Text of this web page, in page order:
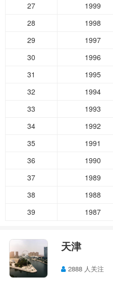
27
1999
28
1998
29
1997
30
1996
31
1995
32
1994
33
1993
34
1992
35
1991
36
1990
37
1989
38
1988
39
1987
天津
2888 人关注